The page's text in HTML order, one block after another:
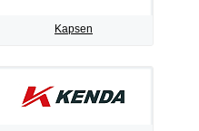
Kapsen